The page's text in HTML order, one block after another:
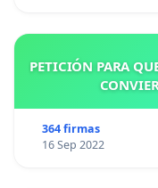
PETICIÓN PARA
364 firmas
16 Sep 2022